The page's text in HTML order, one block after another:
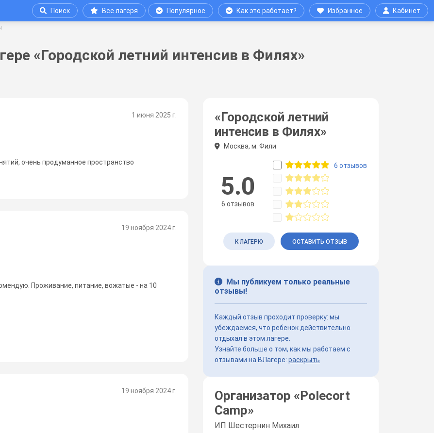
Поиск Все лагеря Популярное Как это работает? Избранное Кабинет
«Городской летний интенсив в Филях»
1 июня 2025 г.
очень продуманное пространство
19 ноября 2024 г.
Проживание, питание, вожатые - на 10
19 ноября 2024 г.
«Городской летний
интенсив в Филях»
Москва, м. Фили
5.0
6 отзывов
6 отзывов
К ЛАГЕРЮ ОСТАВИТЬ ОТЗЫВ
Мы публикуем только реальные
отзывы!
Каждый отзыв проходит проверку: мы
убеждаемся, что ребёнок действительно
отдыхал в этом лагере.
Узнайте больше о том, как мы работаем с
отзывами на ВЛагере: раскрыть
Организатор «Polecort
Camp»
ИП Шестернин Михаил